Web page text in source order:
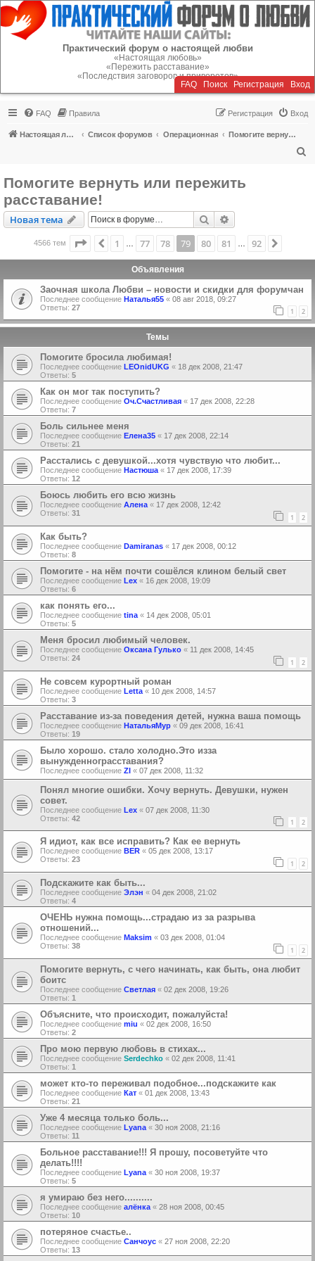
Регистрация
Практический форум о настоящей любви
«Настоящая любовь»
«Пережить расставание»
«Последствия заговоров и приворотов»
FAQ Поиск Регистрация Вход
FAQ Правила Вход
Регистрация
Настоящая любовь Список форумов Операционная
Помогите вернуть или пережить расставание!
Помогите вернуть или пережить
расставание!
Новая тема
Новаятема Поиск
4566 тем Страница 79из 92
Пред.
1 77 78 79 80 81 92
Объявления
Заочная школа Любви – новости и скидки для форумчан
Последнее сообщение Наталья55 « 08 авг 2018, 09:27
Ответы: 27 1 2
Темы
Помогите бросила любимая!
Последнее сообщение LEOnidUKG « 18 дек 2008, 21:47
Ответы: 5
Как он мог так поступить?
Последнее сообщение Оч.Счастливая « 17 дек 2008, 22:28
Ответы: 7
Боль сильнее меня
Последнее сообщение Елена35 « 17 дек 2008, 22:14
Ответы: 21
Расстались с девушкой...хотя чувствую что любит...
Последнее сообщение Настюша « 17 дек 2008, 17:39
Ответы: 12
Боюсь любить его всю жизнь
Последнее сообщение Алена « 17 дек 2008, 12:42
Ответы: 31 1 2
Как быть?
Последнее сообщение Damiranas « 17 дек 2008, 00:12
Ответы: 8
Помогите - на нём почти сошёлся клином белый свет
Последнее сообщение Lex « 16 дек 2008, 19:09
Ответы: 6
как понять его...
Последнее сообщение tina « 14 дек 2008, 05:01
Ответы: 5
Меня бросил любимый человек.
Последнее сообщение Оксана Гулько « 11 дек 2008, 14:45
Ответы: 24 1 2
Не совсем курортный роман
Последнее сообщение Letta « 10 дек 2008, 14:57
Ответы: 3
Расставание из-за поведения детей, нужна ваша помощь
Последнее сообщение НатальяМур « 09 дек 2008, 16:41
Ответы: 19
Было хорошо. стало холодно.Это изза
вынужденнограсставания?
Последнее сообщение ZI « 07 дек 2008, 11:32
Понял многие ошибки. Хочу вернуть. Девушки, нужен
совет.
Последнее сообщение Lex « 07 дек 2008, 11:30
Ответы: 42 1 2
Я идиот, как все исправить? Как ее вернуть
Последнее сообщение BER « 05 дек 2008, 13:17
Ответы: 23 1 2
Подскажите как быть...
Последнее сообщение Элэн « 04 дек 2008, 21:02
Ответы: 4
ОЧЕНЬ нужна помощь...страдаю из за разрыва
отношений...
Последнее сообщение Maksim « 03 дек 2008, 01:04
Ответы: 38 1 2
Помогите вернуть, с чего начинать, как быть, она любит
боитс
Последнее сообщение Светлая « 02 дек 2008, 19:26
Ответы: 1
Объясните, что происходит, пожалуйста!
Последнее сообщение miu « 02 дек 2008, 16:50
Ответы: 2
Про мою первую любовь в стихах...
Последнее сообщение Serdechko « 02 дек 2008, 11:41
Ответы: 1
может кто-то переживал подобное...подскажите как
Последнее сообщение Кат « 01 дек 2008, 13:43
Ответы: 21
Уже 4 месяца только боль...
Последнее сообщение Lyana « 30 ноя 2008, 21:16
Ответы: 11
Больное расставание!!! Я прошу, посоветуйте что
делать!!!!
Последнее сообщение Lyana « 30 ноя 2008, 19:37
Ответы: 5
я умираю без него..........
Последнее сообщение алёнка « 28 ноя 2008, 00:45
Ответы: 10
потеряное счастье..
Последнее сообщение Санчоус « 27 ноя 2008, 22:20
Ответы: 13